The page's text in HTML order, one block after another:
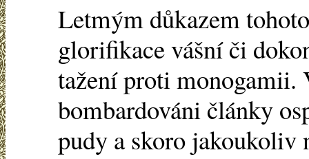
Letmým důkazem
glorifikace vášní či
tažení proti monogamii.
bombardováni články
pudy a skoro jakoukoliv